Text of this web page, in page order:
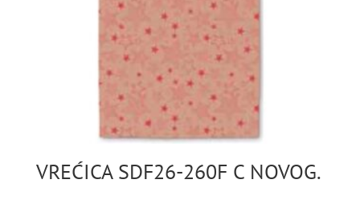
VREĆICA SDF26-260F C NOVOG.